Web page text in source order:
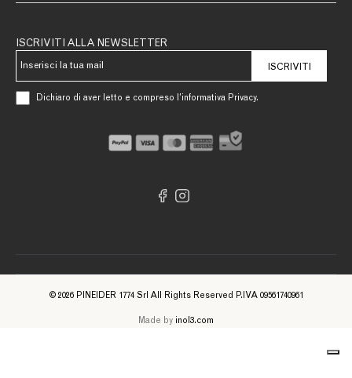
ISCRIVITI ALLA NEWSLETTER
ISCRIVITI
Dichiaro di aver letto e compreso l’informativa Privacy.
© 2026 PINEIDER 1774 Srl All Rights Reserved P.IVA 09561740961
Made by inol3.com